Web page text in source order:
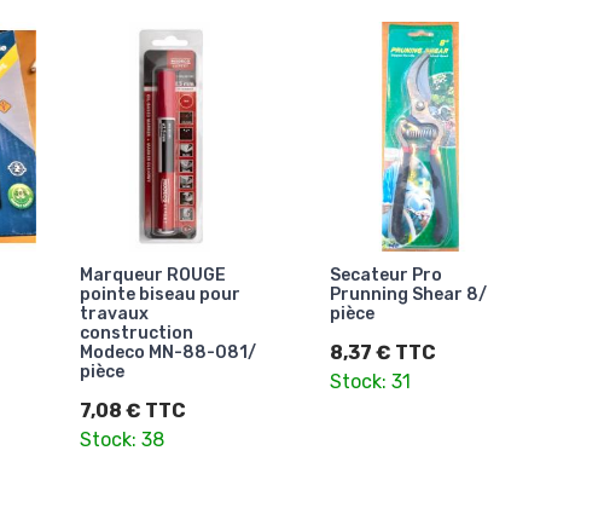
Marqueur ROUGE
pointe biseau pour
travaux
construction
Modeco MN-88-081/
pièce
7,08 € TTC
Stock: 38
Secateur Pro
Prunning Shear 8/
pièce
8,37 € TTC
Stock: 31